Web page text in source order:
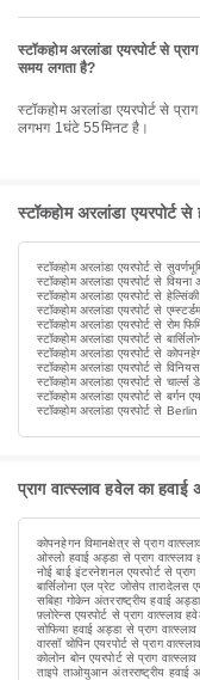
स्टॉकहोम अरलांडा एयरपोर्ट से
समय लगता है?
स्टॉकहोम अरलांडा एयरपोर्ट से प्राग वात्स्लाव हवेल का हवाई अड्डा तक की फ्लाइट की अवधि
लगभग 1घंटे 55मिनट है।
स्टॉकहोम अरलांडा एयरपोर्ट
स्टॉकहोम अरलांडा एयरपोर्ट से
स्टॉकहोम अरलांडा एयरपोर्ट से वियना
स्टॉकहोम अरलांडा एयरपोर्ट से
स्टॉकहोम अरलांडा एयरपोर्ट से
स्टॉकहोम अरलांडा एयरपोर्ट से रोम
स्टॉकहोम अरलांडा एयरपोर्ट से
स्टॉकहोम अरलांडा एयरपोर्ट से
स्टॉकहोम अरलांडा एयरपोर्ट से
स्टॉकहोम अरलांडा एयरपोर्ट से
स्टॉकहोम अरलांडा एयरपोर्ट से बर्गन
स्टॉकहोम अरलांडा एयरपोर्ट से
प्राग वात्स्लाव हवेल का
कोपनहेगन विमानक्षेत्र से प्राग
ओस्लो हवाई अड्डा से प्राग
नोई बाई इंटरनेशनल एयरपोर्ट से
बार्सिलोना एल प्रेट जोसेप तारादेलस
सबिहा गोकेन अंतरराष्ट्रीय हवाई
फ़्लोरेन्स एयरपोर्ट से प्राग वात्स्लाव
सोफिया हवाई अड्डा से प्राग
वारसॉ चोपिन एयरपोर्ट से प्राग
कोलोन बोन एयरपोर्ट से प्राग
ताइपे ताओयुआन अंतरराष्ट्रीय हवाई